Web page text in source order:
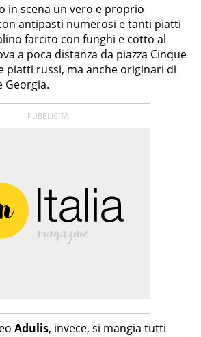
in scena un vero e proprio
antipasti numerosi e tanti piatti
farcito con funghi e cotto al
a poca distanza da piazza Cinque
piatti russi, ma anche originari di
Georgia.
Adulis, invece, si mangia tutti